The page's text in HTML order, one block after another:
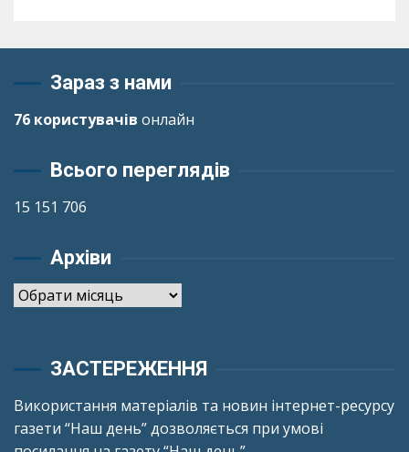
Зараз з нами
76 користувачів онлайн
Всього переглядів
15 151 706
Архіви
Архіви
ЗАСТЕРЕЖЕННЯ
Використання матеріалів та новин інтернет-ресурсу
газети “Наш день” дозволяється при умові